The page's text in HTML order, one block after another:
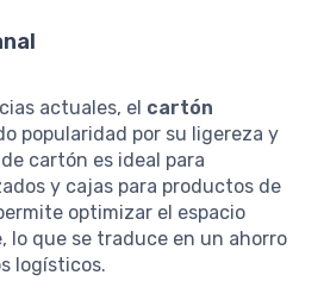
actuales, el cartón
popularidad por su ligereza y
cartón es ideal para
y cajas para productos de
optimizar el espacio
lo que se traduce en un ahorro
logísticos.